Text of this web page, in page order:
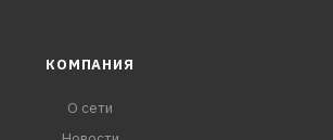
КОМПАНИЯ
О сети